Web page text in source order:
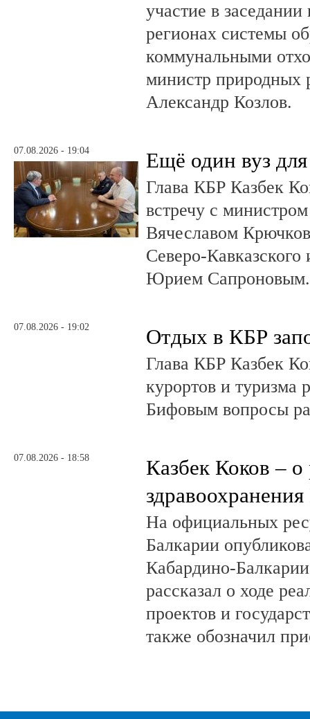
участие в
регионах системы
коммунальными
министр природных
Александр Козлов.
07.08.2026 - 19:04 Ещё один вуз
Глава КБР Казбек
встречу с
Вячеславом
Северо-
Юрием
07.08.2026 - 19:02 Отдых в КБР
Глава КБР Казбек
курортов и туризма
Бифовым вопросы
07.08.2026 - 18:58
Казбек Коков – о
На официальных
Балкарии
Кабардино-
рассказал о ходе
проектов и
также обозначил